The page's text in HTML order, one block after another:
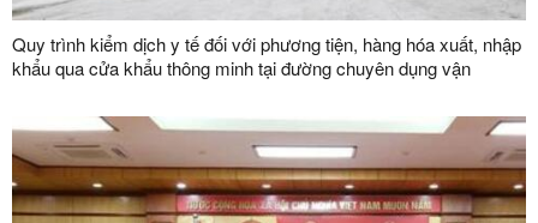
Quy trình kiểm dịch y tế đối với phương tiện, hàng hóa xuất, nhập
khẩu qua cửa khẩu thông minh tại đường chuyên dụng vận
dụng vận chuyển hàng hoá khu vực mốc 1088/2-1089 thuộc cặp
cửa khẩu quốc tế Hữu Nghị (Việt Nam) - Hữu Nghị Quan (Trung
Quốc)